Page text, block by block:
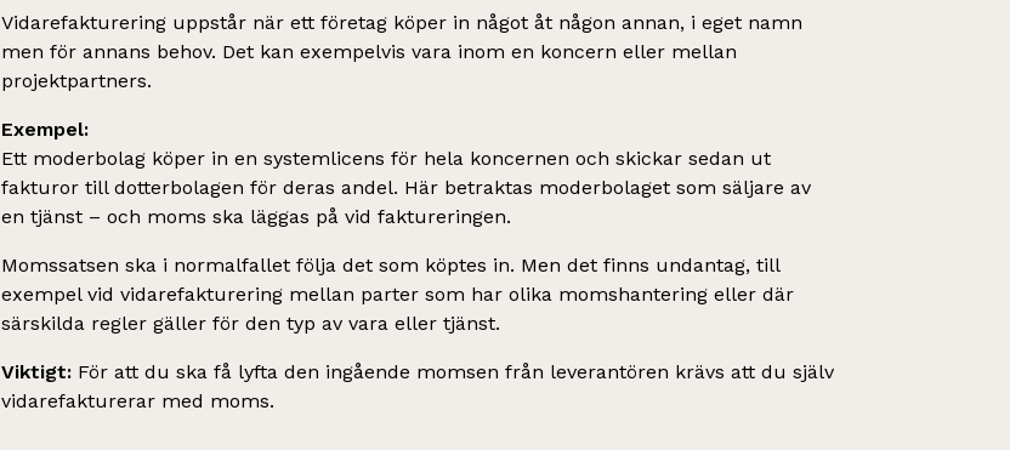
Vidarefakturering uppstår när ett företag köper in något åt någon annan, i eget namn
men för annans behov. Det kan exempelvis vara inom en koncern eller mellan
projektpartners.
Exempel:
Ett moderbolag köper in en systemlicens för hela koncernen och skickar sedan ut
fakturor till dotterbolagen för deras andel. Här betraktas moderbolaget som säljare av
en tjänst – och moms ska läggas på vid faktureringen.
Momssatsen ska i normalfallet följa det som köptes in. Men det finns undantag, till
exempel vid vidarefakturering mellan parter som har olika momshantering eller där
särskilda regler gäller för den typ av vara eller tjänst.
Viktigt: För att du ska få lyfta den ingående momsen från leverantören krävs att du själv
vidarefakturerar med moms.